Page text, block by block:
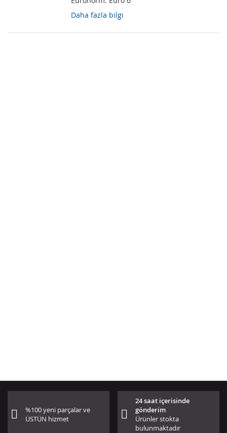
Daha fazla bilgi
%100 yeni parçalar ve
ÜSTÜN hizmet
24 saat içerisinde
gönderim
Ürünler stokta
bulunmaktadır